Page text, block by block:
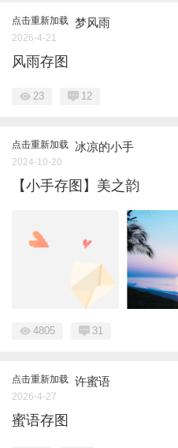
点击重新加载 梦风雨
2026-4-21
风雨存图
23 12
点击重新加载 冰凉的小手
2024-10-20
【小手存图】美之韵
4805 31
点击重新加载 许蜜语
2026-4-27
蜜语存图